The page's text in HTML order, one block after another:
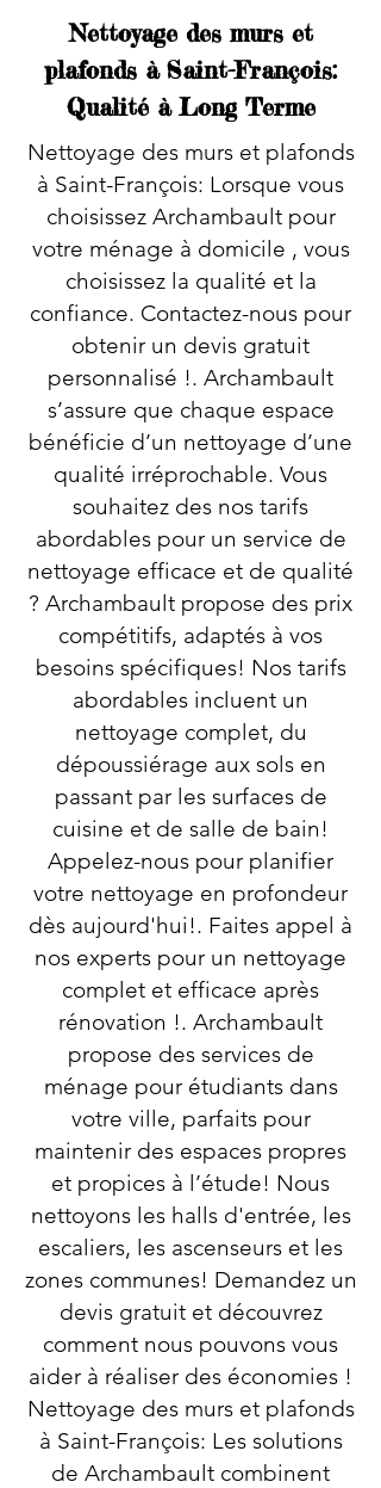
Nettoyage des murs et
plafonds à Saint-François:
Qualité à Long Terme
Nettoyage des murs et plafonds
à Saint-François: Lorsque vous
choisissez Archambault pour
votre ménage à domicile , vous
choisissez la qualité et la
confiance. Contactez-nous pour
obtenir un devis gratuit
personnalisé !. Archambault
s’assure que chaque espace
bénéficie d’un nettoyage d’une
qualité irréprochable. Vous
souhaitez des nos tarifs
abordables pour un service de
nettoyage efficace et de qualité
? Archambault propose des prix
compétitifs, adaptés à vos
besoins spécifiques! Nos tarifs
abordables incluent un
nettoyage complet, du
dépoussiérage aux sols en
passant par les surfaces de
cuisine et de salle de bain!
Appelez-nous pour planifier
votre nettoyage en profondeur
dès aujourd'hui!. Faites appel à
nos experts pour un nettoyage
complet et efficace après
rénovation !. Archambault
propose des services de
ménage pour étudiants dans
votre ville, parfaits pour
maintenir des espaces propres
et propices à l’étude! Nous
nettoyons les halls d'entrée, les
escaliers, les ascenseurs et les
zones communes! Demandez un
devis gratuit et découvrez
comment nous pouvons vous
aider à réaliser des économies !
Nettoyage des murs et plafonds
à Saint-François: Les solutions
de Archambault combinent